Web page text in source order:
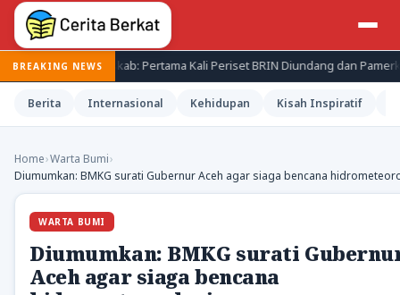
BREAKING NEWSSeskab: Pertama Kali Periset BRIN Diundang dan Pamerkan
Berita Internasional Kehidupan Kisah Inspiratif
Home›Warta Bumi›
Diumumkan: BMKG surati Gubernur Aceh agar siaga bencana
WARTA BUMI
Diumumkan: BMKG surati
Aceh agar siaga bencana